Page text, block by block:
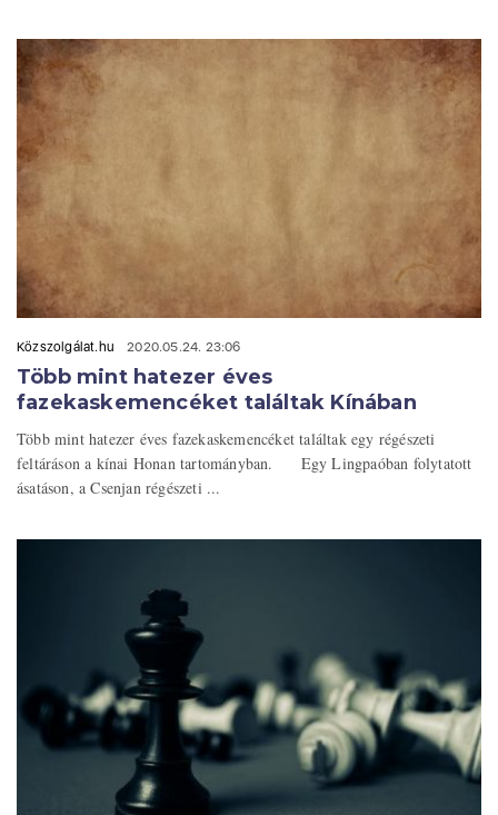
Közszolgálat.hu 2020.05.24. 23:06
Több mint hatezer éves
fazekaskemencéket találtak Kínában
Több mint hatezer éves fazekaskemencéket találtak egy régészeti
feltáráson a kínai Honan tartományban. Egy Lingpaóban folytatott
ásatáson, a Csenjan régészeti ...